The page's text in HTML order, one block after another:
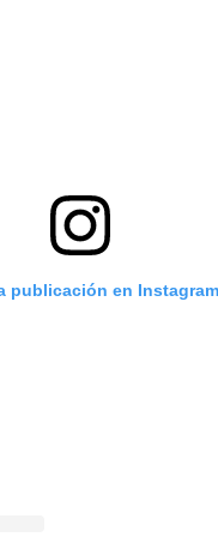
publicación en Instagram